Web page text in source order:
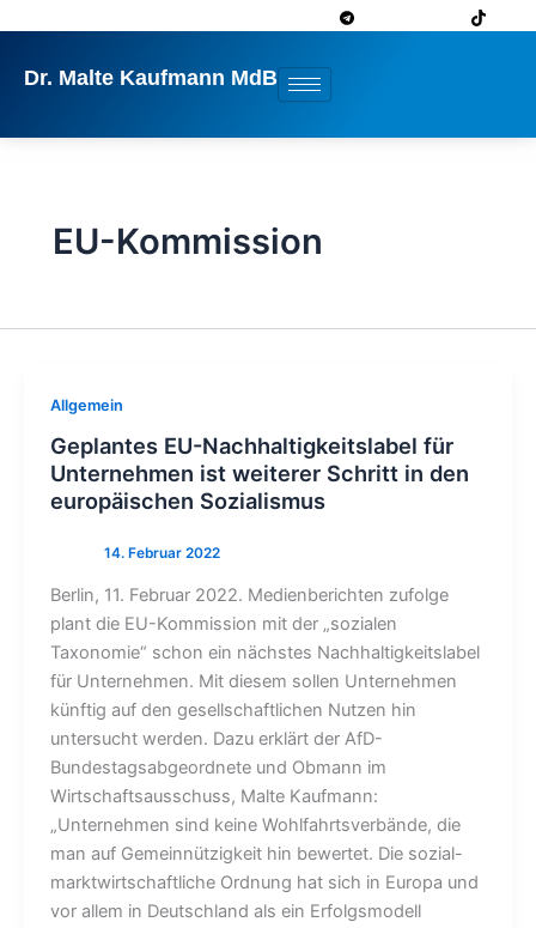
springen
Dr. Malte Kaufmann MdB
EU-Kommission
Allgemein
Geplantes EU-Nachhaltigkeitslabel für
Unternehmen ist weiterer Schritt in den
europäischen Sozialismus
Berlin, 11. Februar 2022. Medienberichten zufolge
plant die EU-Kommission mit der „sozialen
Taxonomie“ schon ein nächstes Nachhaltigkeitslabel
für Unternehmen. Mit diesem sollen Unternehmen
künftig auf den gesellschaftlichen Nutzen hin
untersucht werden. Dazu erklärt der AfD-
Bundestagsabgeordnete und Obmann im
Wirtschaftsausschuss, Malte Kaufmann:
„Unternehmen sind keine Wohlfahrtsverbände, die
man auf Gemeinnützigkeit hin bewertet. Die sozial-
marktwirtschaftliche Ordnung hat sich in Europa und
vor allem in Deutschland als ein Erfolgsmodell